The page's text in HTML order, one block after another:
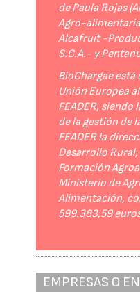
de Paula Rojas
Agro-
Alcafruit -
S.C.A.- y
BioChargae
Unión Europea
FEADER,
de la gestión de
FEADER la
Desarrollo
Formación
Ministerio de
Alimentación,
599.383,59
EMPRESAS O